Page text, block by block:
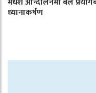
ध्यानाकर्षण